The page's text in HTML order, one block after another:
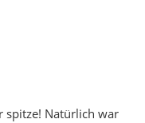
spitze! Natürlich war